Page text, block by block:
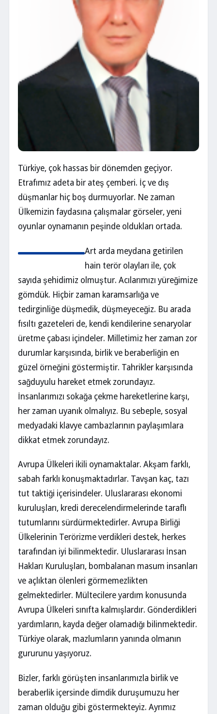
Türkiye, çok hassas bir dönemden geçiyor.
Etrafımız adeta bir ateş çemberi. İç ve dış
düşmanlar hiç boş durmuyorlar. Ne zaman
Ülkemizin faydasına çalışmalar görseler, yeni
oyunlar oynamanın peşinde oldukları ortada.
Art arda meydana getirilen
hain terör olayları ile, çok
sayıda şehidimiz olmuştur. Acılarımızı yüreğimize
gömdük. Hiçbir zaman karamsarlığa ve
tedirginliğe düşmedik, düşmeyeceğiz. Bu arada
fısıltı gazeteleri de, kendi kendilerine senaryolar
üretme çabası içindeler. Milletimiz her zaman zor
durumlar karşısında, birlik ve beraberliğin en
güzel örneğini göstermiştir. Tahrikler karşısında
sağduyulu hareket etmek zorundayız.
İnsanlarımızı sokağa çekme hareketlerine karşı,
her zaman uyanık olmalıyız. Bu sebeple, sosyal
medyadaki klavye cambazlarının paylaşımlara
dikkat etmek zorundayız.
Avrupa Ülkeleri ikili oynamaktalar. Akşam farklı,
sabah farklı konuşmaktadırlar. Tavşan kaç, tazı
tut taktiği içerisindeler. Uluslararası ekonomi
kuruluşları, kredi derecelendirmelerinde taraflı
tutumlarını sürdürmektedirler. Avrupa Birliği
Ülkelerinin Terörizme verdikleri destek, herkes
tarafından iyi bilinmektedir. Uluslararası İnsan
Hakları Kuruluşları, bombalanan masum insanları
ve açlıktan ölenleri görmemezlikten
gelmektedirler. Mültecilere yardım konusunda
Avrupa Ülkeleri sınıfta kalmışlardır. Gönderdikleri
yardımların, kayda değer olamadığı bilinmektedir.
Türkiye olarak, mazlumların yanında olmanın
gururunu yaşıyoruz.
Bizler, farklı görüşten insanlarımızla birlik ve
beraberlik içersinde dimdik duruşumuzu her
zaman olduğu gibi göstermekteyiz. Ayrımız